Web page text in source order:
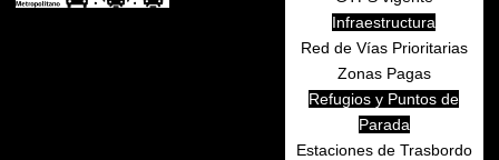
Infraestructura
Red de Vías Prioritarias
Zonas Pagas
Refugios y Puntos de
Parada
Estaciones de Trasbordo